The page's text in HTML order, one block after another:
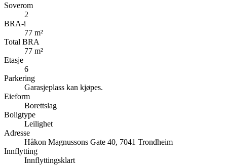
Soverom
2
BRA-i
77 m²
Total BRA
77 m²
Etasje
6
Parkering
Garasjeplass kan kjøpes.
Eieform
Borettslag
Boligtype
Leilighet
Adresse
Håkon Magnussons Gate 40, 7041 Trondheim
Innflytting
Innflyttingsklart